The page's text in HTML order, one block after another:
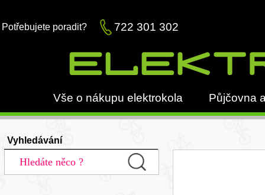
Potřebujete poradit? 722 301 302
Vše o nákupu elektrokola Půjčovna
Vyhledávání